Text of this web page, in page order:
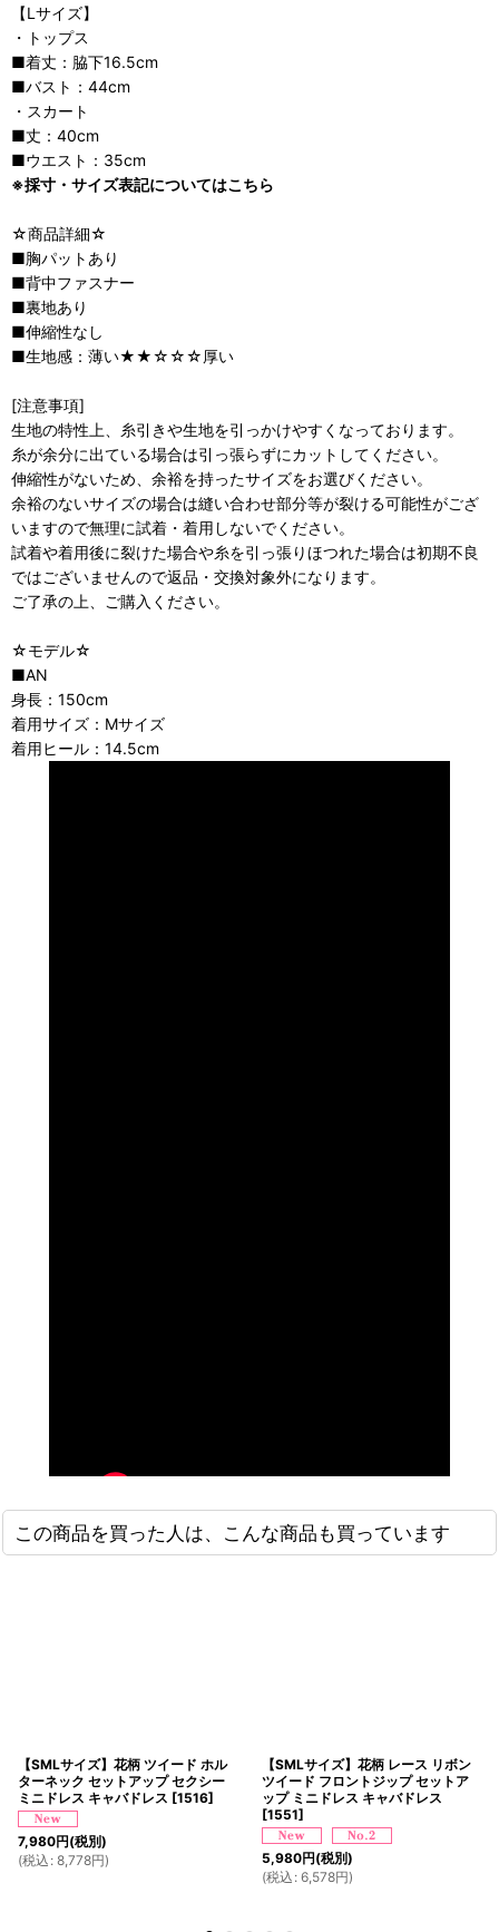
【Lサイズ】
・トップス
■着丈：脇下16.5cm
■バスト：44cm
・スカート
■丈：40cm
■ウエスト：35cm
※採寸・サイズ表記についてはこちら
☆商品詳細☆
■胸パットあり
■背中ファスナー
■裏地あり
■伸縮性なし
■生地感：薄い★★☆☆☆厚い
[注意事項]
生地の特性上、糸引きや生地を引っかけやすくなっております。
糸が余分に出ている場合は引っ張らずにカットしてください。
伸縮性がないため、余裕を持ったサイズをお選びください。
余裕のないサイズの場合は縫い合わせ部分等が裂ける可能性がござ
いますので無理に試着・着用しないでください。
試着や着用後に裂けた場合や糸を引っ張りほつれた場合は初期不良
ではございませんので返品・交換対象外になります。
ご了承の上、ご購入ください。
☆モデル☆
■AN
身長：150cm
着用サイズ：Mサイズ
着用ヒール：14.5cm
この商品を買った人は、こんな商品も買っています
【SMLサイズ】花柄 ツイード ホル
ターネック セットアップ セクシー
ミニドレス キャバドレス [1516]
7,980円(税別)
(税込 : 8,778円)
【SMLサイズ】花柄 レース リボン
ツイード フロントジップ セットア
ップ ミニドレス キャバドレス
[1551]
5,980円(税別)
(税込 : 6,578円)